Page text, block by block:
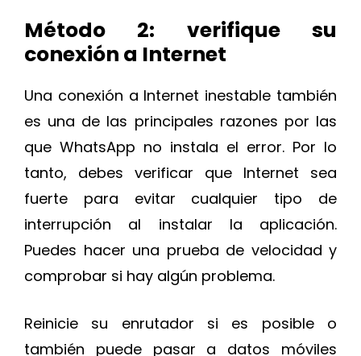
Método 2: verifique su
conexión a Internet
Una conexión a Internet inestable también
es una de las principales razones por las
que WhatsApp no instala el error. Por lo
tanto, debes verificar que Internet sea
fuerte para evitar cualquier tipo de
interrupción al instalar la aplicación.
Puedes hacer una prueba de velocidad y
comprobar si hay algún problema.
Reinicie su enrutador si es posible o
también puede pasar a datos móviles